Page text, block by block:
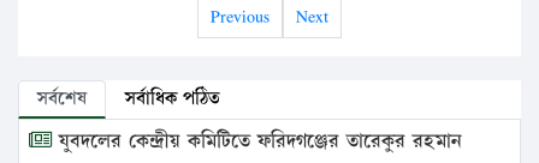
Previous Next
সর্বশেষ সর্বাধিক পঠিত
যুবদলের কেন্দ্রীয় কমিটিতে ফরিদগঞ্জের তারেকুর রহমান